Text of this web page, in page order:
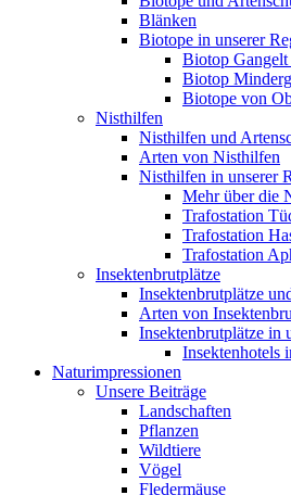
Blänken
Biotope in unserer
Biotop
Biotop
Biotope von
Nisthilfen
Nisthilfen und
Arten von Nisthilfen
Nisthilfen in unserer
Mehr über die
Trafostation
Trafostation
Trafostation
Insektenbrutplätze
Insektenbrutplätze
Arten von
Insektenbrutplätze in
Insektenhotels
Naturimpressionen
Unsere Beiträge
Landschaften
Pflanzen
Wildtiere
Vögel
Fledermäuse